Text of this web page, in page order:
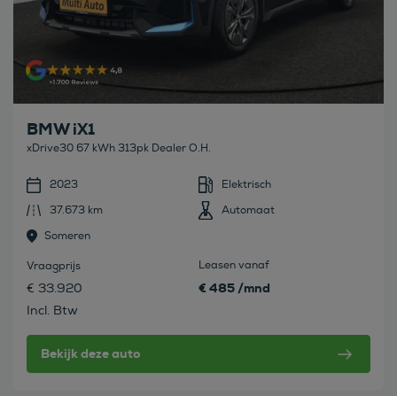
BMW iX1
xDrive30 67 kWh 313pk Dealer O.H.
2023
Elektrisch
37.673 km
Automaat
Someren
Vraagprijs
€ 33.920
Incl. Btw
Leasen vanaf
€ 485 /mnd
Bekijk deze auto